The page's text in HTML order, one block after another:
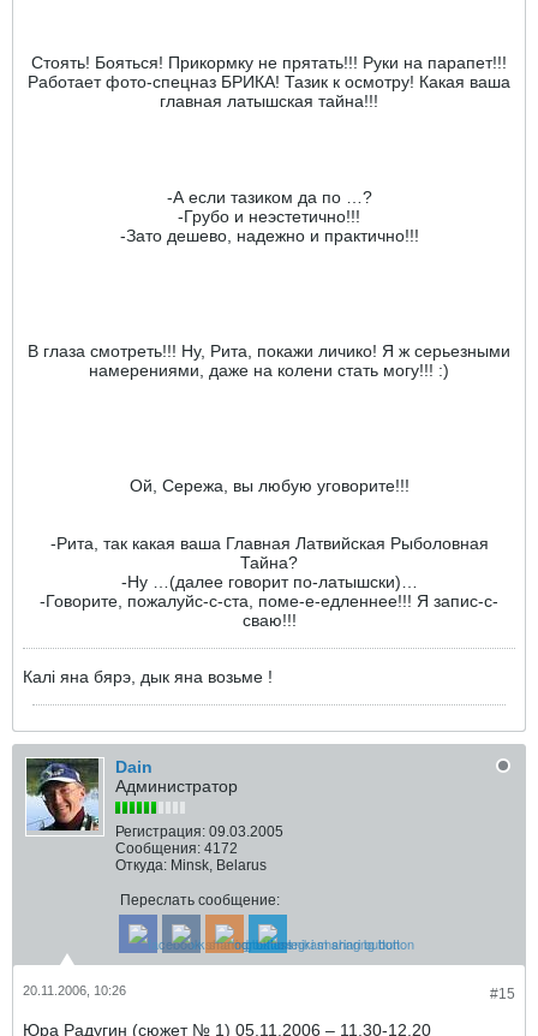
Стоять! Бояться! Прикормку не прятать!!! Руки на парапет!!!
Работает фото-спецназ БРИКА! Тазик к осмотру! Какая ваша
главная латышская тайна!!!
-А если тазиком да по …?
-Грубо и неэстетично!!!
-Зато дешево, надежно и практично!!!
В глаза смотреть!!! Ну, Рита, покажи личико! Я ж серьезными
намерениями, даже на колени стать могу!!! :)
Ой, Сережа, вы любую уговорите!!!
-Рита, так какая ваша Главная Латвийская Рыболовная
Тайна?
-Ну …(далее говорит по-латышски)…
-Говорите, пожалуйс-с-ста, поме-е-едленнее!!! Я запис-с-
сваю!!!
Калi яна бярэ, дык яна возьме !
Dain
Администратор
Регистрация: 09.03.2005
Сообщения: 4172
Откуда: Minsk, Belarus
Переслать сообщение:
#15
20.11.2006, 10:26
Юра Радугин (сюжет № 1) 05.11.2006 – 11.30-12.20